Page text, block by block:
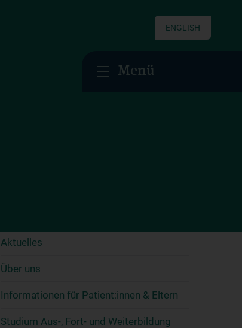
ENGLISH
Menü
Aktuelles
Über uns
Informationen für Patient:innen & Eltern
Studium Aus-, Fort- und Weiterbildung